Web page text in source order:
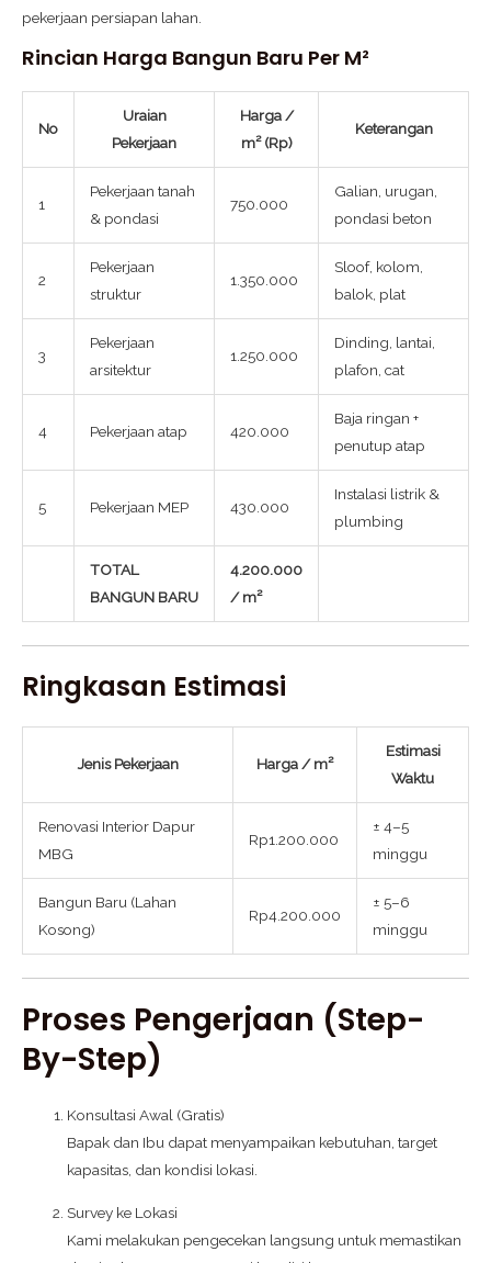
pekerjaan persiapan lahan.
Rincian Harga Bangun Baru Per M²
No
Uraian
Pekerjaan
Harga /
m² (Rp)
Keterangan
1
Pekerjaan tanah
& pondasi
750.000
Galian, urugan,
pondasi beton
2
Pekerjaan
struktur
1.350.000
Sloof, kolom,
balok, plat
3
Pekerjaan
arsitektur
1.250.000
Dinding, lantai,
plafon, cat
4 Pekerjaan atap 420.000
Baja ringan +
penutup atap
5 Pekerjaan MEP 430.000
Instalasi listrik &
plumbing
TOTAL
BANGUN BARU
4.200.000
/ m²
Ringkasan Estimasi
Jenis Pekerjaan Harga / m²
Estimasi
Waktu
Renovasi Interior Dapur
MBG
Rp1.200.000
± 4–5
minggu
Bangun Baru (Lahan
Kosong)
Rp4.200.000
± 5–6
minggu
Proses Pengerjaan (Step-
By-Step)
Konsultasi Awal (Gratis)
Bapak dan Ibu dapat menyampaikan kebutuhan, target
kapasitas, dan kondisi lokasi.
Survey ke Lokasi
Kami melakukan pengecekan langsung untuk memastikan